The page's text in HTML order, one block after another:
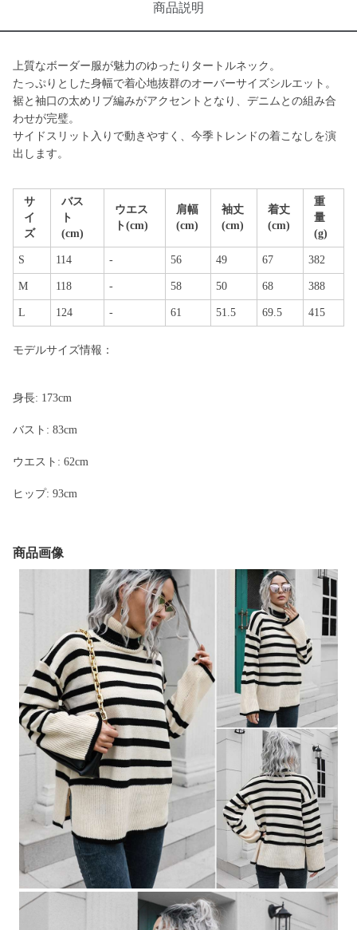
商品説明
上質なボーダー服が魅力のゆったりタートルネック。
たっぷりとした身幅で着心地抜群のオーバーサイズシルエット。
裾と袖口の太めリブ編みがアクセントとなり、デニムとの組み合
わせが完璧。
サイドスリット入りで動きやすく、今季トレンドの着こなしを演
出します。
サ
イ
ズ
バス
ト
(cm)
ウエス
ト(cm)
肩幅
(cm)
袖丈
(cm)
着丈
(cm)
重
量
(g)
S 114 - 56 49 67 382
M 118 - 58 50 68 388
L 124 - 61 51.5 69.5 415
モデルサイズ情報：
身長: 173cm
バスト: 83cm
ウエスト: 62cm
ヒップ: 93cm
商品画像